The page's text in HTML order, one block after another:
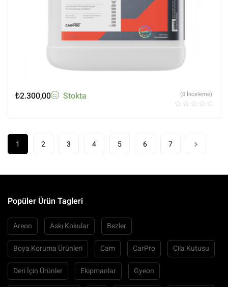
₺2.300,00 Stokta (0 İnceleme)
1 2 3 4 5 6 7
Popüler Ürün Tagleri
Areon Askı Kokular Bezler
Boya Koruma Ürünleri Cam CarPro Cila Kutusu
Deri İçin Ürünler Ekipmanlar Gyeon